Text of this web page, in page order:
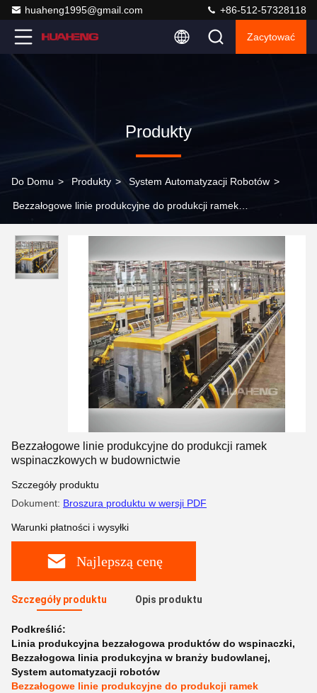
huaheng1995@gmail.com +86-512-57328118
Zacytować
Produkty
Do Domu > Produkty > System Automatyzacji Robotów >
Bezzałogowe linie produkcyjne do produkcji ramek
Bezzałogowe linie produkcyjne do produkcji ramek
wspinaczkowych w budownictwie
Szczegóły produktu
Dokument: Broszura produktu w wersji PDF
Warunki płatności i wysyłki
Najlepszą cenę
Szczegóły produktu Opis produktu
Podkreślić:
Linia produkcyjna bezzałogowa produktów do wspinaczki,
Bezzałogowa linia produkcyjna w branży budowlanej,
System automatyzacji robotów
Bezzałogowe linie produkcyjne do produkcji ramek